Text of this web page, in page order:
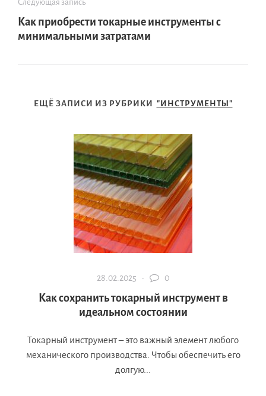
Следующая запись
Как приобрести токарные инструменты с
минимальными затратами
ЕЩЁ ЗАПИСИ ИЗ РУБРИКИ "ИНСТРУМЕНТЫ"
28.02.2025 · 0
Как сохранить токарный инструмент в
идеальном состоянии
Токарный инструмент – это важный элемент любого
механического производства. Чтобы обеспечить его
долгую...